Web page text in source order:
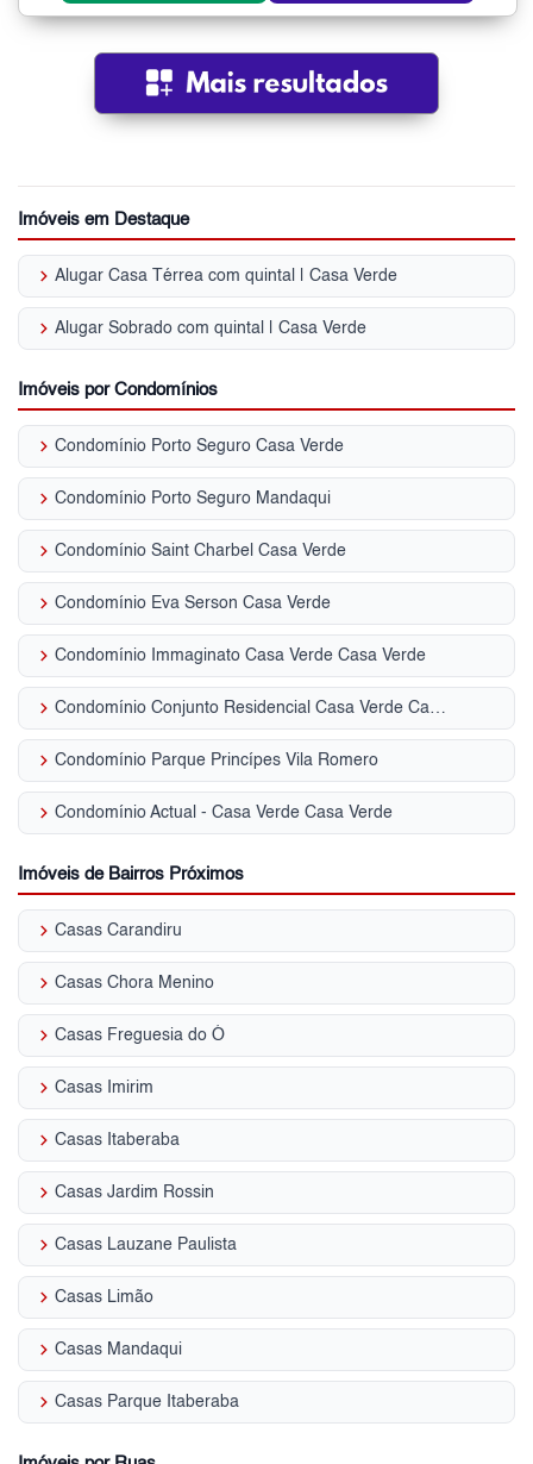
Imóveis em Destaque
keyboard_arrow_right Alugar Casa Térrea com quintal | Casa Verde
keyboard_arrow_right Alugar Sobrado com quintal | Casa Verde
Imóveis por Condomínios
keyboard_arrow_right Condomínio Porto Seguro Casa Verde
keyboard_arrow_right Condomínio Porto Seguro Mandaqui
keyboard_arrow_right Condomínio Saint Charbel Casa Verde
keyboard_arrow_right Condomínio Eva Serson Casa Verde
keyboard_arrow_right Condomínio Immaginato Casa Verde Casa Verde
keyboard_arrow_right Condomínio Conjunto Residencial Casa Verde Casa Verde
keyboard_arrow_right Condomínio Parque Princípes Vila Romero
keyboard_arrow_right Condomínio Actual - Casa Verde Casa Verde
Imóveis de Bairros Próximos
keyboard_arrow_right Casas Carandiru
keyboard_arrow_right Casas Chora Menino
keyboard_arrow_right Casas Freguesia do Ó
keyboard_arrow_right Casas Imirim
keyboard_arrow_right Casas Itaberaba
keyboard_arrow_right Casas Jardim Rossin
keyboard_arrow_right Casas Lauzane Paulista
keyboard_arrow_right Casas Limão
keyboard_arrow_right Casas Mandaqui
keyboard_arrow_right Casas Parque Itaberaba